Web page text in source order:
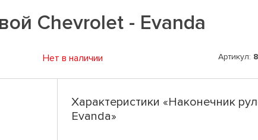
Chevrolet - Evanda
Нет в наличии Артикул:
Характеристики «Наконечник
Evanda»